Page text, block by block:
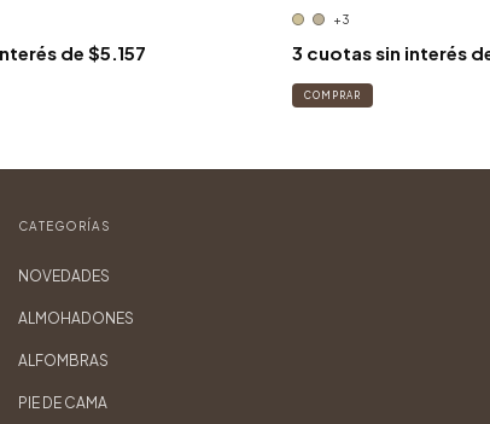
de $5.157
+3
3 cuotas sin interés
COMPRAR
CATEGORÍAS
NOVEDADES
ALMOHADONES
ALFOMBRAS
PIE DE CAMA